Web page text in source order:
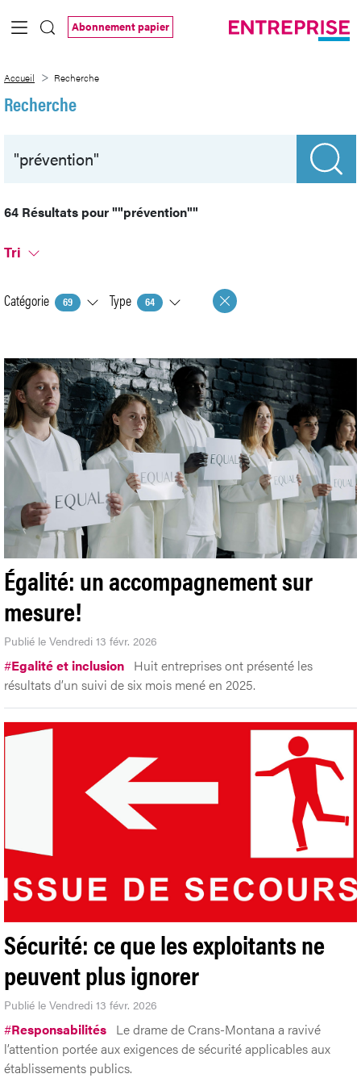
Saut au contenu principal
Abonnement papier
Accueil Recherche
Recherche
64 Résultats pour""prévention""
Tri
Catégorie 69 Type 64
Égalité: un accompagnement sur
mesure!
Publié le Vendredi 13 févr. 2026
#Egalité et inclusion Huit entreprises ont présenté les
résultats d’un suivi de six mois mené en 2025.
Sécurité: ce que les exploitants ne
peuvent plus ignorer
Publié le Vendredi 13 févr. 2026
#Responsabilités Le drame de Crans-Montana a ravivé
l’attention portée aux exigences de sécurité applicables aux
établissements publics.